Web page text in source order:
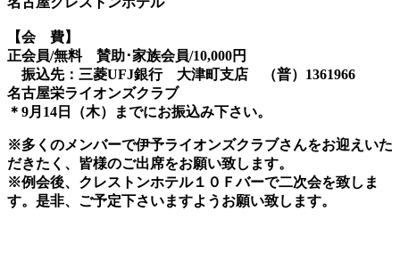
【会 費】
正会員/無料 賛助･家族会員/10,000円
振込先：三菱UFJ銀行 大津町支店 （普）1361966
名古屋栄ライオンズクラブ
＊9月14日（木）までにお振込み下さい。
※多くのメンバーで伊予ライオンズクラブさんをお迎えいた
だきたく、皆様のご出席をお願い致します。
※例会後、クレストンホテル１０Ｆバーで二次会を致しま
す。是非、ご予定下さいますようお願い致します。